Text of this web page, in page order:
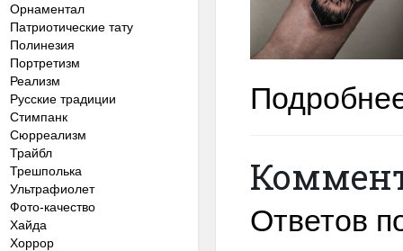
Ответов
Орнаментал
Патриотические тату
Полинезия
Портретизм
Реализм
Русские традиции
Стимпанк
Сюрреализм
Трайбл
Трешполька
Ультрафиолет
Фото-качество
Хайда
Хоррор